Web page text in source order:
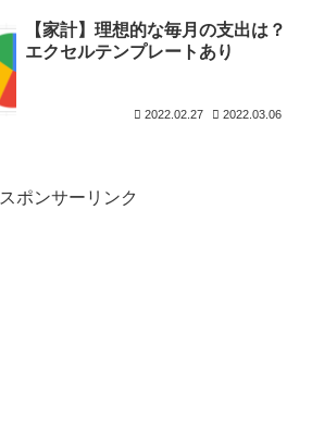
【家計】理想的な毎月の支出は？
エクセルテンプレートあり
2022.02.27 2022.03.06
スポンサーリンク